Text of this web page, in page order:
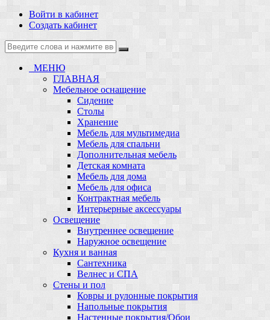
Войти в кабинет
Создать кабинет
МЕНЮ
ГЛАВНАЯ
Мебельное оснащение
Сидение
Столы
Хранение
Мебель для мультимедиа
Мебель для спальни
Дополнительная мебель
Детская комната
Мебель для дома
Мебель для офиса
Контрактная мебель
Интерьерные аксессуары
Освещение
Внутреннее освещение
Наружное освещение
Кухня и ванная
Сантехника
Велнес и СПА
Стены и пол
Ковры и рулонные покрытия
Напольные покрытия
Настенные покрытия/Обои